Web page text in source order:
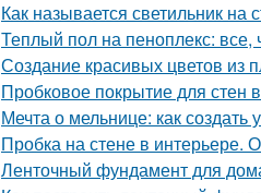
Как называется светильник на
Теплый пол на пеноплекс: все,
Создание красивых цветов из
Пробковое покрытие для
Мечта о мельнице: как
Пробка на стене в интерьере.
Ленточный фундамент для